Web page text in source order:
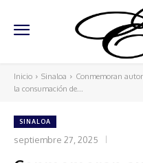
Inicio Sinaloa
Conmemoran
la consumación de...
SINALOA
septiembre 27, 2025